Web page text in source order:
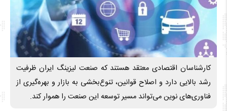
کارشناسان اقتصادی معتقد هستند که صنعت لیزینگ ایران ظرفیت
رشد بالایی دارد و اصلاح قوانین، تنوع‌بخشی به بازار و بهره‌گیری از
فناوری‌های نوین می‌تواند مسیر توسعه این صنعت را هموار کند.